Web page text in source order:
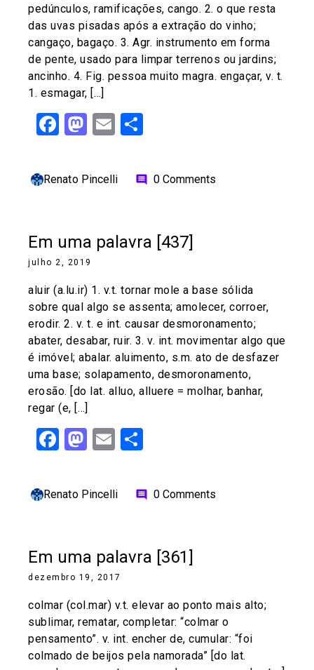
pedúnculos, ramificações, cango. 2. o que resta
das uvas pisadas após a extração do vinho;
cangaço, bagaço. 3. Agr. instrumento em forma
de pente, usado para limpar terrenos ou jardins;
ancinho. 4. Fig. pessoa muito magra. engaçar, v. t.
1. esmagar, […]
Facebook
Mastodon
Email
Renato Pincelli comment 0 Comments
Em uma palavra [437]
julho 2, 2019
aluir (a.lu.ir) 1. v.t. tornar mole a base sólida
sobre qual algo se assenta; amolecer, corroer,
erodir. 2. v. t. e int. causar desmoronamento;
abater, desabar, ruir. 3. v. int. movimentar algo que
é imóvel; abalar. aluimento, s.m. ato de desfazer
uma base; solapamento, desmoronamento,
erosão. [do lat. alluo, alluere = molhar, banhar,
regar (e, […]
Facebook
Mastodon
Email
Renato Pincelli comment 0 Comments
Em uma palavra [361]
dezembro 19, 2017
colmar (col.mar) v.t. elevar ao ponto mais alto;
sublimar, rematar, completar: “colmar o
pensamento”. v. int. encher de, cumular: “foi
colmado de beijos pela namorada” [do lat.